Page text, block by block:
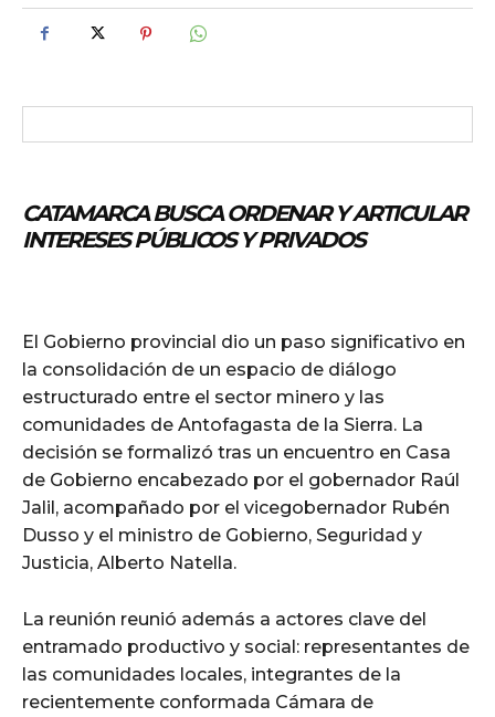
CATAMARCA BUSCA ORDENAR Y ARTICULAR
INTERESES PÚBLICOS Y PRIVADOS
El Gobierno provincial dio un paso significativo en
la consolidación de un espacio de diálogo
estructurado entre el sector minero y las
comunidades de Antofagasta de la Sierra. La
decisión se formalizó tras un encuentro en Casa
de Gobierno encabezado por el gobernador Raúl
Jalil, acompañado por el vicegobernador Rubén
Dusso y el ministro de Gobierno, Seguridad y
Justicia, Alberto Natella.
La reunión reunió además a actores clave del
entramado productivo y social: representantes de
las comunidades locales, integrantes de la
recientemente conformada Cámara de